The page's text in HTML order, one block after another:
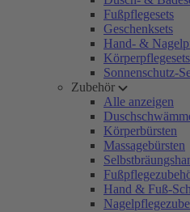
Fußpflegesets
Geschenksets
Hand- &
Körperpflegesets
Sonnenschutz-
Zubehör
Alle anzeigen
Körperbürsten
Massagebürsten
Hand & Fuß-